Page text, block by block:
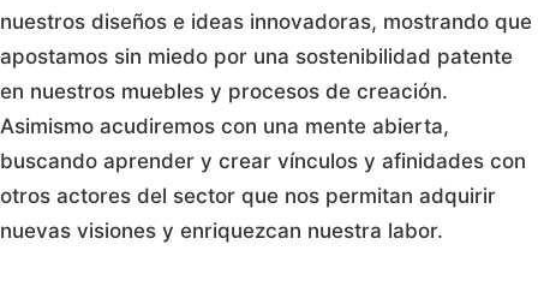
nuestros diseños e ideas innovadoras, mostrando que
apostamos sin miedo por una sostenibilidad patente
en nuestros muebles y procesos de creación.
Asimismo acudiremos con una mente abierta,
buscando aprender y crear vínculos y afinidades con
otros actores del sector que nos permitan adquirir
nuevas visiones y enriquezcan nuestra labor.